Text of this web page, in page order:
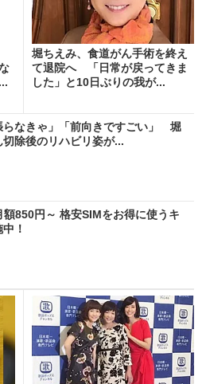
堀ちえみ、食道がん手術を終え
て退院へ 「日常が戻ってきま
した」と10日ぶりの我が...
らなきゃ」「前向きですごい」 堀
除後のリハビリ姿が...
額850円～ 格安SIMをお得に使うキ
！